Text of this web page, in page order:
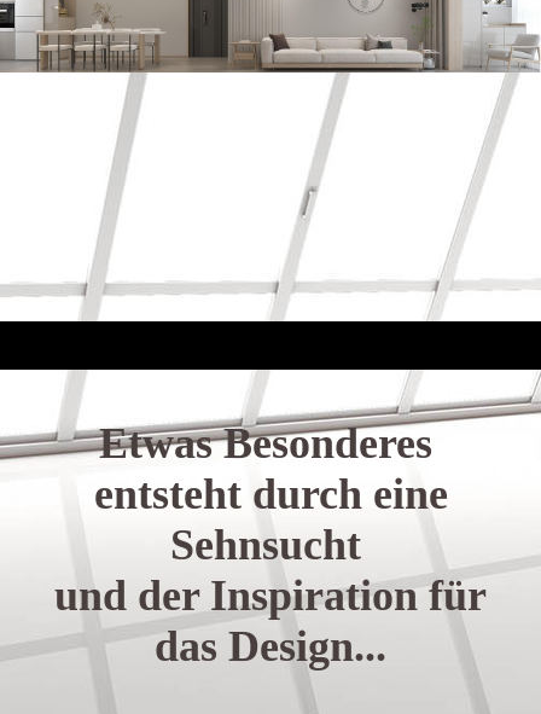
Individuelle Wohlfühlräume
Etwas Besonderes
entsteht durch eine
Sehnsucht
und der Inspirationfür
das Design...